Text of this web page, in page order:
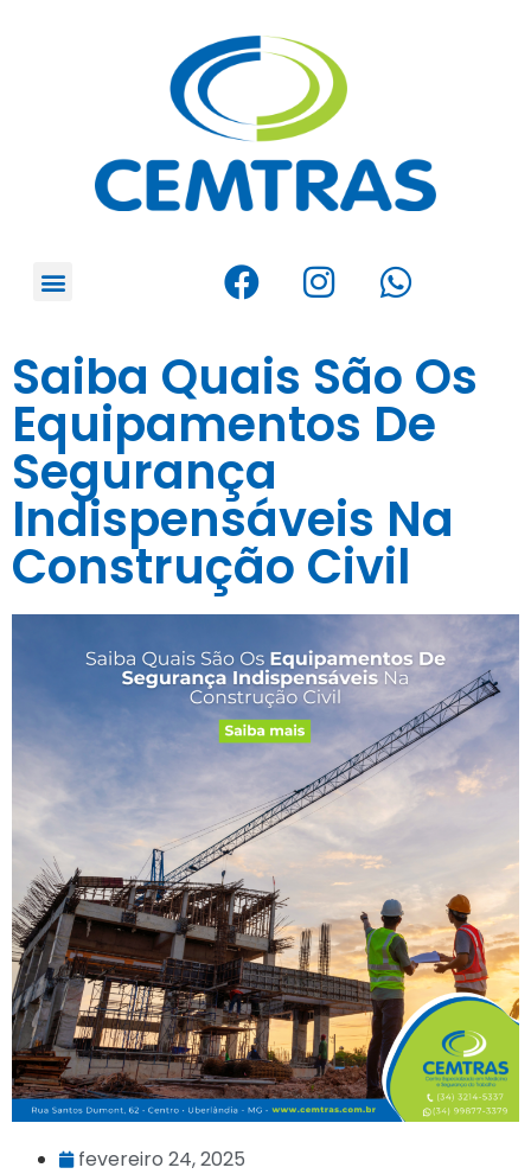
Saiba Quais São Os
Equipamentos De
Segurança
Indispensáveis Na
Construção Civil
fevereiro 24, 2025